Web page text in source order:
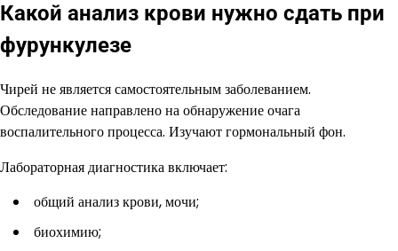
Какой анализ крови нужно сдать при
фурункулезе
Чирей не является самостоятельным заболеванием.
Обследование направлено на обнаружение очага
воспалительного процесса. Изучают гормональный фон.
Лабораторная диагностика включает:
общий анализ крови, мочи;
биохимию;